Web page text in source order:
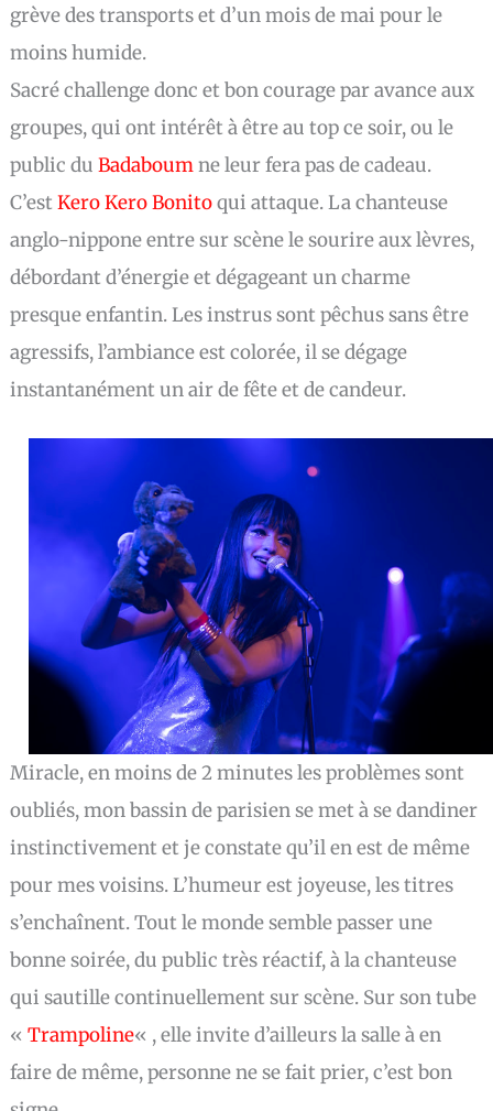
grève des transports et d’un mois de mai pour le
moins humide.
Sacré challenge donc et bon courage par avance aux
groupes, qui ont intérêt à être au top ce soir, ou le
public duBadaboumne leur fera pas de cadeau.
C’estKero Kero Bonitoqui attaque. La chanteuse
anglo-nippone entre sur scène le sourire aux lèvres,
débordant d’énergie et dégageant un charme
presque enfantin. Les instrus sont pêchus sans être
agressifs, l’ambiance est colorée, il se dégage
instantanément un air de fête et de candeur.
Miracle, en moins de 2 minutes les problèmes sont
oubliés, mon bassin de parisien se met à se dandiner
instinctivement et je constate qu’il en est de même
pour mes voisins. L’humeur est joyeuse, les titres
s’enchaînent. Tout le monde semble passer une
bonne soirée, du public très réactif, à la chanteuse
qui sautille continuellement sur scène. Sur son tube
«Trampoline« , elle invite d’ailleurs la salle à en
faire de même, personne ne se fait prier, c’est bon